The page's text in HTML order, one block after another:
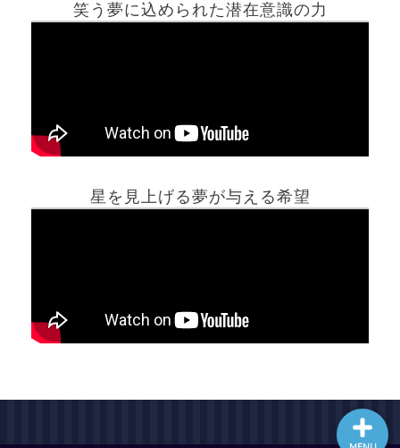
笑う夢に込められた潜在意識の力
星を見上げる夢が与える希望
ホーム
最新記事動画